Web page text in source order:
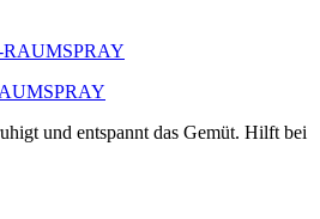
und entspannt das Gemüt. Hilft bei